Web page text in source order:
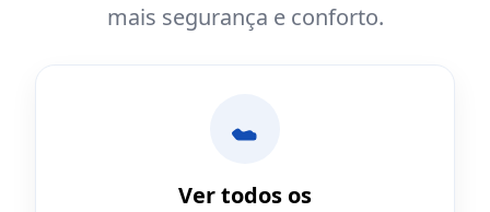
mais segurança e conforto.
Ver todos os